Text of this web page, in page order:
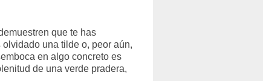
que te has
una tilde o, peor aún,
en algo concreto es
de una verde pradera,